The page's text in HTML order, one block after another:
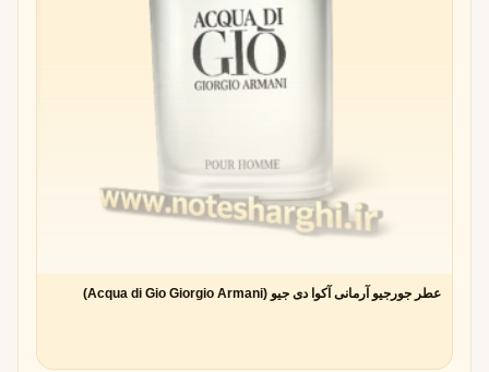
عطر جورجیو آرمانی آکوا دی جیو (Acqua di Gio Giorgio Armani)